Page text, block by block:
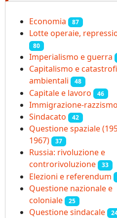
Economia 87
Lotte operaie,
80
Imperialismo e guerra
Capitalismo e catastrofi
ambientali
48
Capitale e lavoro 46
Immigrazione-razzismo
Sindacato 42
Questione spaziale
1967)
37
Russia: rivoluzione e
controrivoluzione
33
Elezioni e referendum
Questione nazionale e
coloniale
25
Questione sindacale